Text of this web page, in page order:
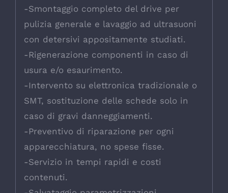
-Smontaggio completo del drive per
pulizia generale e lavaggio ad ultrasuoni
con detersivi appositamente studiati.
-Rigenerazione componenti in caso di
usura e/o esaurimento.
-Intervento su elettronica tradizionale o
SMT, sostituzione delle schede solo in
caso di gravi danneggiamenti.
-Preventivo di riparazione per ogni
apparecchiatura, no spese fisse.
-Servizio in tempi rapidi e costi
contenuti.